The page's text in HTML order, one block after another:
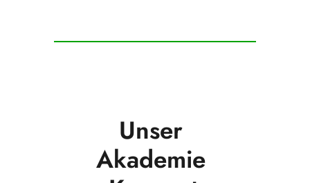
Unser
Akademie